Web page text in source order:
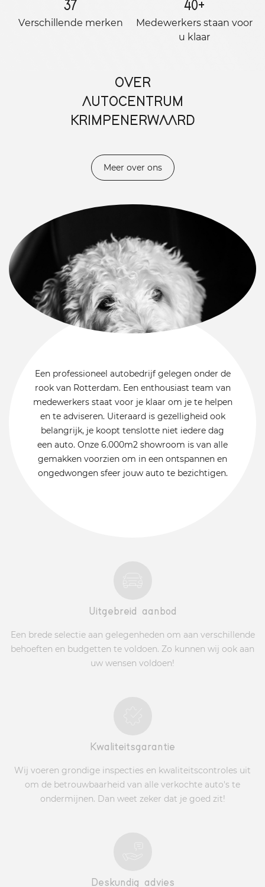
37
Verschillende merken
40+
Medewerkers staan ​​voor
u klaar
OVER
AUTOCENTRUM
KRIMPENERWAARD
Meer over ons
Een professioneel autobedrijf gelegen onder de
rook van Rotterdam. Een enthousiast team van
medewerkers staat voor je klaar om je te helpen
en te adviseren. Uiteraard is gezelligheid ook
belangrijk, je koopt tenslotte niet iedere dag
een auto. Onze 6.000m2 showroom is van alle
gemakken voorzien om in een ontspannen en
ongedwongen sfeer jouw auto te bezichtigen.
Uitgebreid aanbod
Een brede selectie aan gelegenheden om aan verschillende
behoeften en budgetten te voldoen. Zo kunnen wij ook aan
uw wensen voldoen!
Kwaliteitsgarantie
Wij voeren grondige inspecties en kwaliteitscontroles uit
om de betrouwbaarheid van alle verkochte auto's te
ondermijnen. Dan weet zeker dat je goed zit!
Deskundig advies